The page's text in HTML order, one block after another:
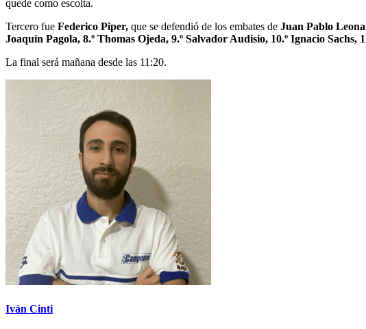
quede como escolta.
Tercero fue Federico Piper, que se defendió de los embates de Juan Pablo
Joaquín Pagola, 8.º Thomas Ojeda, 9.º Salvador Audisio, 10.º Ignacio
La final será mañana desde las 11:20.
Iván Cinti